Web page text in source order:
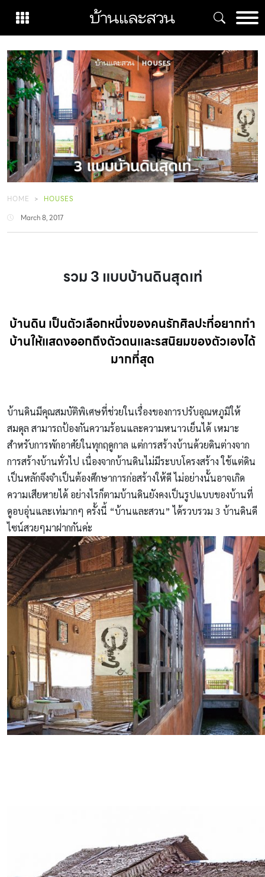
content
HOME
HOUSES
March 8, 2017
รวม 3 แบบบ้านดินสุดเท่
บ้านดิน เป็นตัวเลือกหนึ่งของคนรักศิลปะที่อยากทำ
บ้านให้แสดงออกถึงตัวตนและรสนิยมของตัวเองได้
มากที่สุด
บ้านดินมีคุณสมบัติพิเศษที่ช่วยในเรื่องของการปรับอุณหภูมิให้
สมดุล สามารถป้องกันความร้อนและความหนาวเย็นได้ เหมาะ
สำหรับการพักอาศัยในทุกฤดูกาล แต่การสร้างบ้านด้วยดินต่างจาก
การสร้างบ้านทั่วไป เนื่องจากบ้านดินไม่มีระบบโครงสร้าง ใช้แต่ดิน
เป็นหลักจึงจำเป็นต้องศึกษาการก่อสร้างให้ดี ไม่อย่างนั้นอาจเกิด
ความเสียหายได้ อย่างไรก็ตามบ้านดินยังคงเป็นรูปแบบของบ้านที่
ดูอบอุ่นและเท่มากๆ ครั้งนี้ “บ้านและสวน” ได้รวบรวม 3 บ้านดินดี
ไซน์สวยๆมาฝากกันค่ะ